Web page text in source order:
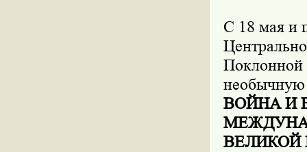
С 18 мая и
Поклонной
ВОЙНА И
ВЕЛИКОЙ